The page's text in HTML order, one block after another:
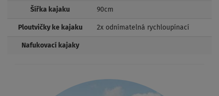
Šířka kajaku 90cm
Ploutvičky ke kajaku 2x odnímatelná rychloupínací
Nafukovací kajaky